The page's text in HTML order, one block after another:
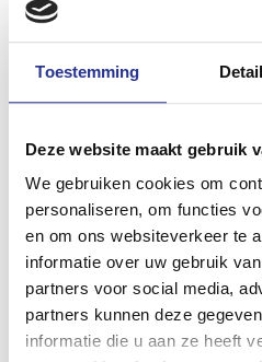
Toestemming
Deze website maakt gebruik
We gebruiken cookies om
personaliseren, om functies
en om ons websiteverkeer te
informatie over uw gebruik
partners voor social media,
partners kunnen deze
informatie die u aan ze heeft
Grootste
van Nederland
Heijnen: “ Ik vind dit een
een andere auto, nieuw of
mensen een grote
eerst elektrisch gaat rijden
nieuw. Hoeveel kilometer
23 juni 2022